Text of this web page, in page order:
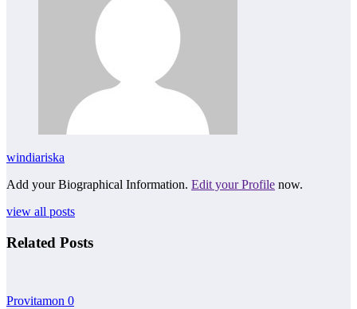
windiariska
Add your Biographical Information. Edit your Profile now.
view all posts
Related Posts
Provitamon 0